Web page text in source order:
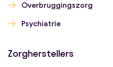
Overbruggingszorg
Psychiatrie
Zorgherstellers